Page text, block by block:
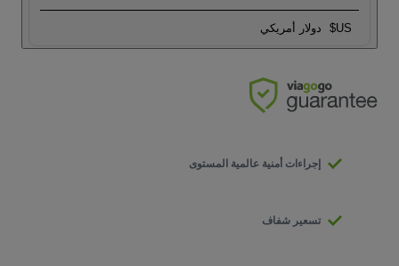
US$ دولار أمريكي
إجراءات أمنية عالمية المستوى
تسعير شفاف